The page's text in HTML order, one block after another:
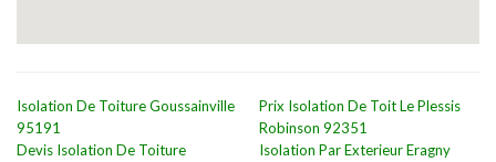
Isolation De Toiture Goussainville
95191
Devis Isolation De Toiture
Prix Isolation De Toit Le Plessis
Robinson 92351
Isolation Par Exterieur Eragny